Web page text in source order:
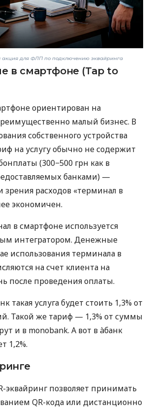
акция для ФЛП по подключению эквайринга
в смартфоне (Tap to
ориентирован на
малый бизнес. В
собственного устройства
на услугу обычно не содержит
(300−500 грн как в
банками) —
зрения расходов «терминал в
экономичен.
в смартфоне используется
интегратором. Денежные
использования терминала в
на счет клиента на
после проведения оплаты.
такая услуга будет стоить 1,3% от
Такой же тариф — 1,3% от суммы
и в monobank. А вот в àбанк
1,2%.
эквайринг позволяет принимать
QR-кода или дистанционно